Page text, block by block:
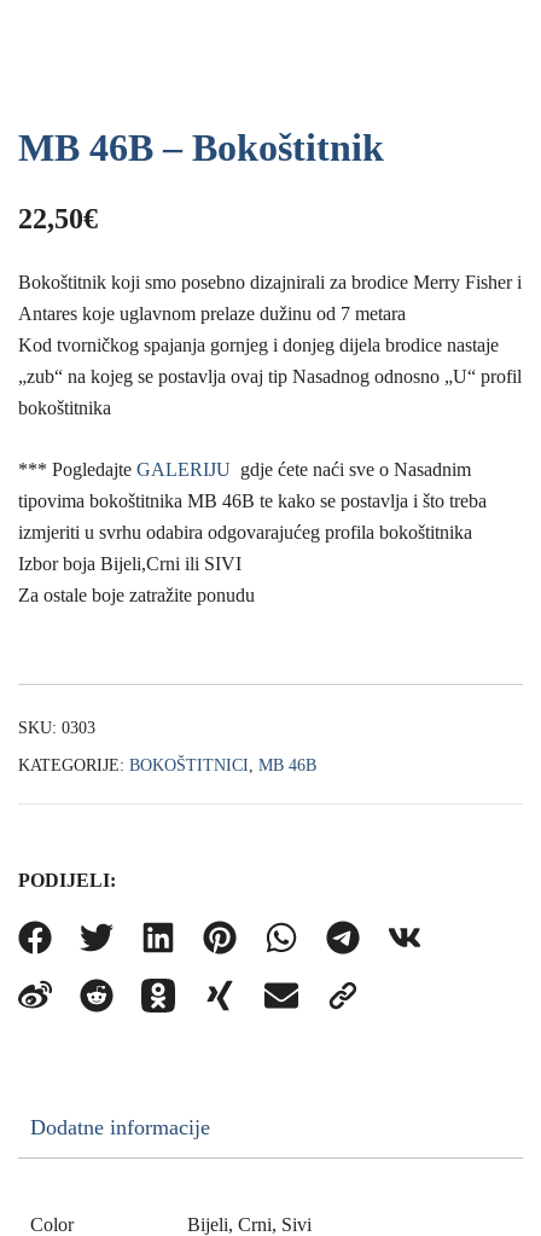
MB 46B – Bokoštitnik
22,50€
Bokoštitnik koji smo posebno dizajnirali za brodice Merry Fisher i
Antares koje uglavnom prelaze dužinu od 7 metara
Kod tvorničkog spajanja gornjeg i donjeg dijela brodice nastaje
„zub“ na kojeg se postavlja ovaj tip Nasadnog odnosno „U“ profil
bokoštitnika
*** Pogledajte GALERIJU gdje ćete naći sve o Nasadnim
tipovima bokoštitnika MB 46B te kako se postavlja i što treba
izmjeriti u svrhu odabira odgovarajućeg profila bokoštitnika
Izbor boja Bijeli,Crni ili SIVI
Za ostale boje zatražite ponudu
SKU: 0303
KATEGORIJE: BOKOŠTITNICI, MB 46B
PODIJELI:
Dodatne informacije
Color Bijeli, Crni, Sivi